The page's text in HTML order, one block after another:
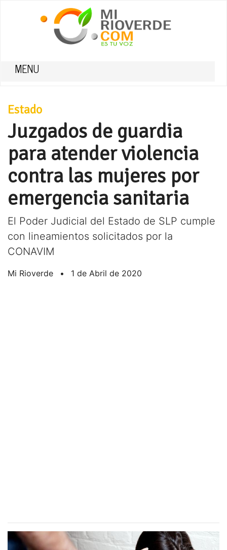
MENU
Estado
Juzgados de guardia
para atender violencia
contra las mujeres por
emergencia sanitaria
El Poder Judicial del Estado de SLP cumple
con lineamientos solicitados por la
CONAVIM
Mi Rioverde • 1 de Abril de 2020